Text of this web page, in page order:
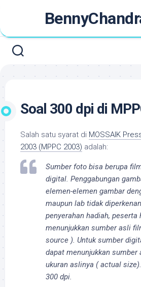
content
Soal 300 dpi di
Salah satu syarat di MOSSAIK
2003 (MPPC 2003) adalah:
Sumber foto bisa berupa
digital. Penggabungan
elemen-elemen gambar
maupun lab tidak
penyerahan hadiah, peserta
menunjukkan sumber asli
source ). Untuk sumber
dapat menunjukkan
ukuran aslinya ( actual size).
300 dpi.